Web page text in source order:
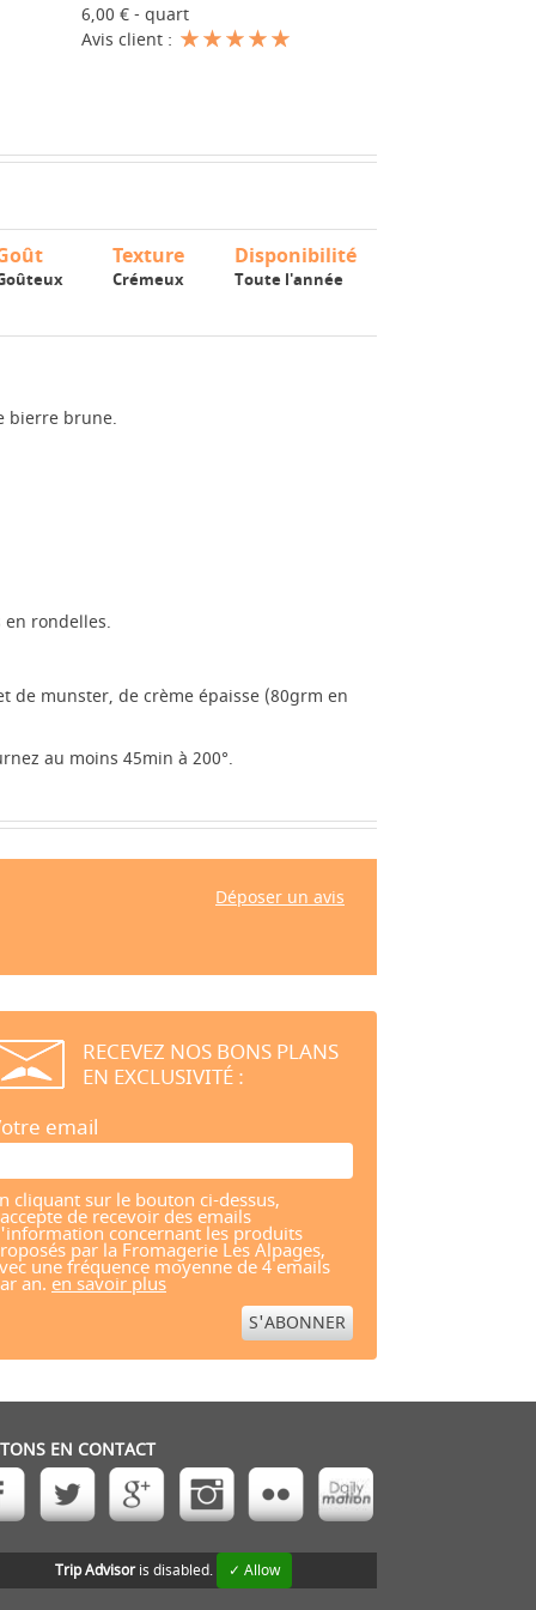
6,00 € - quart
Avis client :
Texture
Crémeux
Disponibilité
Toute l'année
bierre brune.
en rondelles.
de munster, de crème épaisse (80grm en
au moins 45min à 200°.
Déposer un avis
RECEVEZ NOS BONS PLANS
EN EXCLUSIVITÉ :
email
cliquant sur le bouton ci-dessus,
de recevoir des emails
concernant les produits
par la Fromagerie Les Alpages,
une fréquence moyenne de 4 emails
an. en savoir plus
EN CONTACT
Trip Advisoris disabled. ✓ Allow